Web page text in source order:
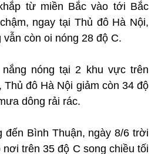
từ miền Bắc vào tới Bắc
ngay tại Thủ đô Hà Nội,
còn oi nóng 28 độ C.
nóng tại 2 khu vực trên
Thủ đô Hà Nội giảm còn 34 độ
dông rải rác.
đến Bình Thuận, ngày 8/6 trời
trên 35 độ C song chiều tối